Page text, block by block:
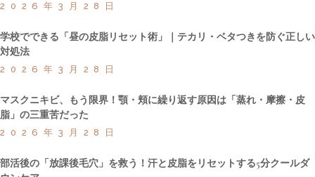
2026年3月28日
学校でできる「昼の皮脂リセット術」｜テカリ・ベタつきを防ぐ正しい
対処法
2026年3月28日
マスクニキビ、もう限界！顎・頬に繰り返す原因は「蒸れ・摩擦・皮
脂」の三重苦だった
2026年3月28日
部活後の「放課後毛穴」を救う！汗と皮脂をリセットする5分クールダ